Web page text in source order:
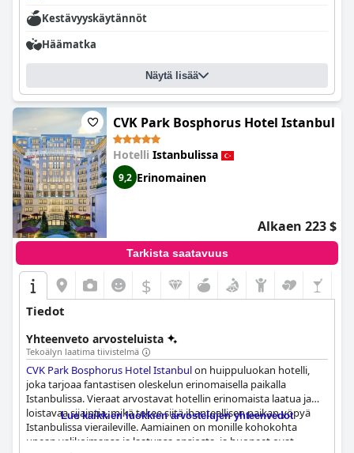
Kestävyyskäytännöt
Häämatka
Näytä lisää
CVK Park Bosphorus Hotel Istanbul
Hotelli Istanbulissa
9,2 Erinomainen
Alkaen 223 $
Tarkista saatavuus
$
Tiedot
Yhteenveto arvosteluista
Tekoälyn laatima tiivistelmä
CVK Park Bosphorus Hotel Istanbulon huippuluokan hotelli,
joka tarjoaa fantastisen oleskelun erinomaisella paikalla
Istanbulissa. Vieraat arvostavat hotellin erinomaista laatua ja
loistavaa sijaintia, mikä tekee siitä ihanteellisen paikan yöpyä
Istanbulissa vieraileville. Aamiainen on monille kohokohta
upean valikoimansa ja laatunsa ansiosta, ja huoneet ovat
Lue kaikkien luokkien arvostelujen yhteenvedot